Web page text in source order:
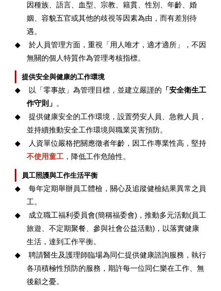
因種族、語言、血型、宗教、籍貫、性別、年齡、婚
姻、容貌五官或其他的歧視等因素為由，而有差別待
遇。
◆
於人員管理方面，重視「用人唯才，適才適所」，不因
無關的個人特質作為管理考核指標。
提供安全與健康的工作環境
◆ 以「零事故」為管理目標，並建立嚴謹的 「安全衛生工
作守則」 。
◆
提供健康安全的工作環境，設置勞安人員、急救人員，
並持續推動安全工作環境與職業災害預防。
◆
人資單位嚴格把關應徵者年齡，因工作專業性高，堅持
不使用童工 ，降低工作危險性。
員工照護與工作生活平衡
◆
每年定期舉辦員工體檢，關心及追蹤健檢結果異常之員
工。
◆
成立職工福利委員會(簡稱福委會) ，推動多元活動(員工
旅遊、不定期聚餐、參與社會公益活動) ，以落實健康
生活，達到工作平衡。
◆
聘請醫生及護理師臨場為同仁提供健康諮詢服務，執行
各項積極性預防的服務，期許每一位同仁樂在工作、無
後顧之憂。